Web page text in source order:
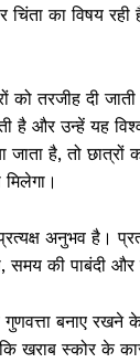
चिंता का विषय
को तरजीह दी
है और उन्हें यह
है, तो छात्रों
अनुभव है।
समय की पाबंदी
गुणवत्ता बनाए
खराब स्कोर के